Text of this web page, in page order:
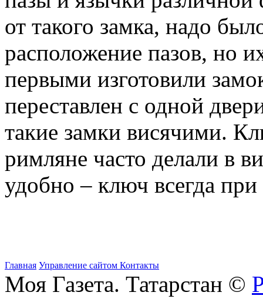
от такого замка, надо
расположение пазов, но
первыми изготовили
переставлен с одной
такие замки висячими.
римляне часто делали в
удобно – ключ всегда при
Главная Управление сайтом Контакты
Моя Газета. Татарстан ©